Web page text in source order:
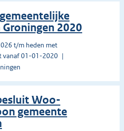
2020
t/m heden met
vanaf 01-01-2020
Woo-
gemeente